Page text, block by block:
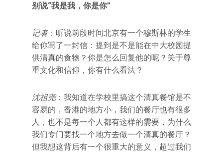
别说“我是我，你是你”
记者：听说前段时间北京有一个穆斯林的学生
给你写了一封信：提到是不是能在中大校园提
供清真的食物？你是怎么回复他的呢？关于尊
重文化和信仰，你有什么看法？
沈祖尧：我知道在学校里搞这个清真餐馆是不
容易的，香港的地方小，我们的餐厅也有很多
人，也不是每一个人都有这样的需要，为什么
我们专门要找一个地方去做一个清真的餐厅？
但我想这背后有一个很重大的意义，超过我们